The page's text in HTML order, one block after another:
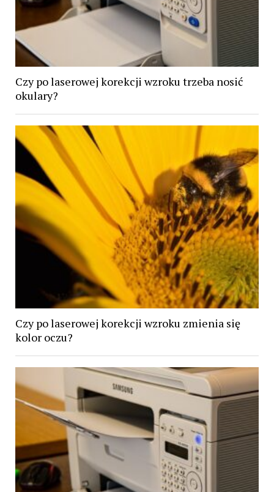
Czy po laserowej korekcji wzroku trzeba nosić
okulary?
Czy po laserowej korekcji wzroku zmienia się
kolor oczu?